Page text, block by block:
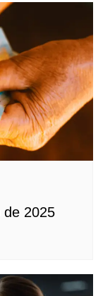
de 2025